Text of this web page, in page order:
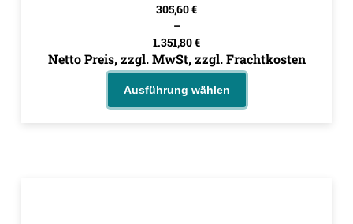
305,60€
–
1.351,80€
Netto Preis, zzgl. MwSt, zzgl. Frachtkosten
Ausführung wählen